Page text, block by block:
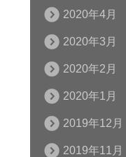
2020年4月
2020年3月
2020年2月
2020年1月
2019年12月
2019年11月